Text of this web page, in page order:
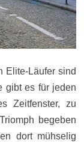
Elite-Läufer sind
gibt es für jeden
Zeitfenster, zu
begeben
dort mühselig